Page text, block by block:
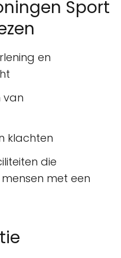
Sport
en
van
klachten
die
met een